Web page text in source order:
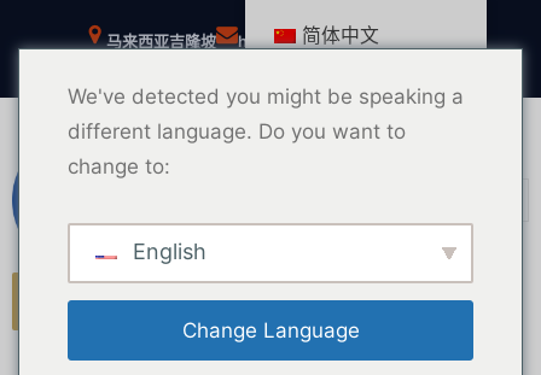
至
马来西亚吉隆坡
help@msianpestcontrol.com
MPC 门户
简体中文
We've detected you might be speaking a
different language. Do you want to
change to:
English
Change Language